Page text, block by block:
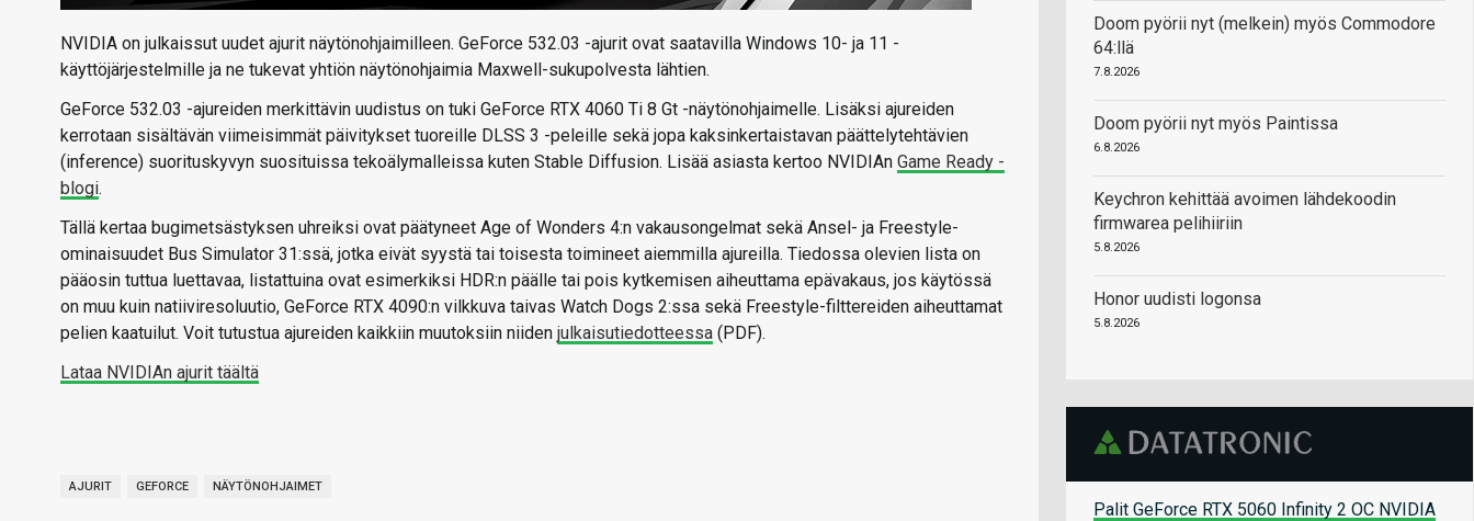
NVIDIA on julkaissut uudet ajurit näytönohjaimilleen. GeForce 532.03 -ajurit ovat saatavilla Windows 10- ja 11 -
käyttöjärjestelmille ja ne tukevat yhtiön näytönohjaimia Maxwell-sukupolvesta lähtien.
GeForce 532.03 -ajureiden merkittävin uudistus on tuki GeForce RTX 4060 Ti 8 Gt -näytönohjaimelle. Lisäksi ajureiden
kerrotaan sisältävän viimeisimmät päivitykset tuoreille DLSS 3 -peleille sekä jopa kaksinkertaistavan päättelytehtävien
(inference) suorituskyvyn suosituissa tekoälymalleissa kuten Stable Diffusion. Lisää asiasta kertoo NVIDIAn Game Ready -
blogi.
Tällä kertaa bugimetsästyksen uhreiksi ovat päätyneet Age of Wonders 4:n vakausongelmat sekä Ansel- ja Freestyle-
ominaisuudet Bus Simulator 31:ssä, jotka eivät syystä tai toisesta toimineet aiemmilla ajureilla. Tiedossa olevien lista on
pääosin tuttua luettavaa, listattuina ovat esimerkiksi HDR:n päälle tai pois kytkemisen aiheuttama epävakaus, jos käytössä
on muu kuin natiiviresoluutio, GeForce RTX 4090:n vilkkuva taivas Watch Dogs 2:ssa sekä Freestyle-filttereiden aiheuttamat
pelien kaatuilut. Voit tutustua ajureiden kaikkiin muutoksiin niiden julkaisutiedotteessa (PDF).
Lataa NVIDIAn ajurit täältä
AJURIT GEFORCE NÄYTÖNOHJAIMET
Doom pyörii nyt (melkein) myös Commodore
64:llä
7.8.2026
Doom pyörii nyt myös Paintissa
6.8.2026
Keychron kehittää avoimen lähdekoodin
firmwarea pelihiiriin
5.8.2026
Honor uudisti logonsa
5.8.2026
Palit GeForce RTX 5060 Infinity 2 OC NVIDIA